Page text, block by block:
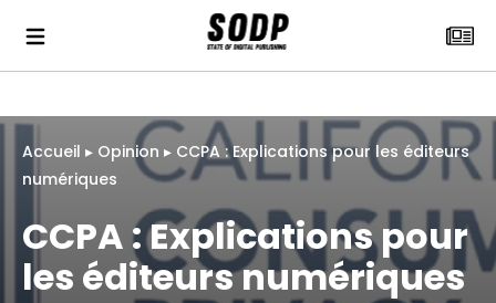
Accueil ▸ Opinion ▸ CCPA : Explications pour les éditeurs
numériques
CCPA : Explications pour
les éditeurs numériques